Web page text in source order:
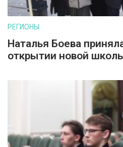
РЕГИОНЫ
Наталья Боева
открытии новой